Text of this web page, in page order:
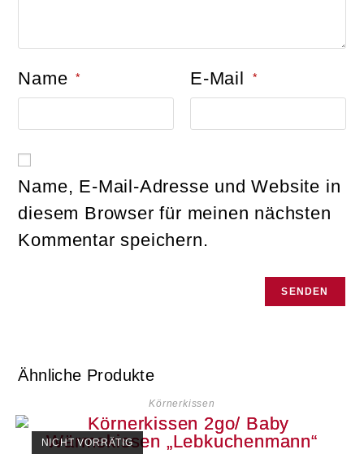
Name * E-Mail *
Name, E-Mail-Adresse und Website in
diesem Browser für meinen nächsten
Kommentar speichern.
Ähnliche Produkte
Körnerkissen
NICHT VORRÄTIG